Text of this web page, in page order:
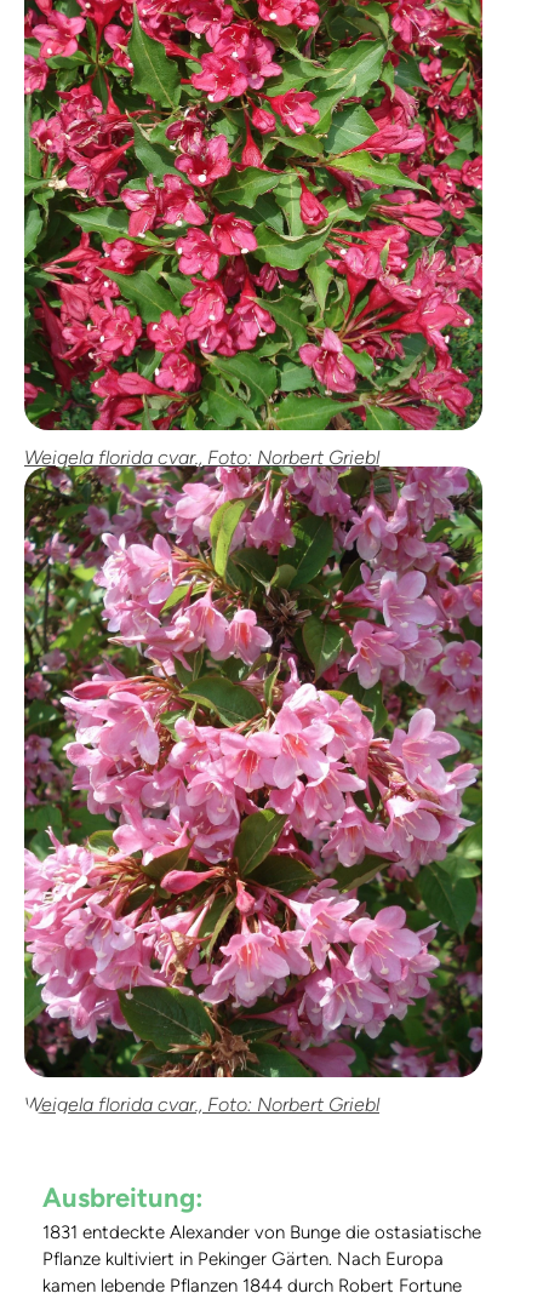
Weigela florida cvar., Foto: Norbert Griebl
Weigela florida cvar., Foto: Norbert Griebl
Ausbreitung:
1831 entdeckte Alexander von Bunge die ostasiatische
Pflanze kultiviert in Pekinger Gärten. Nach Europa
kamen lebende Pflanzen 1844 durch Robert Fortune